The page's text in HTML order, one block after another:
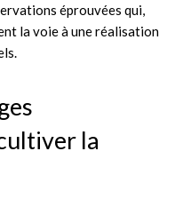
éprouvées qui,
la voie à une réalisation
la